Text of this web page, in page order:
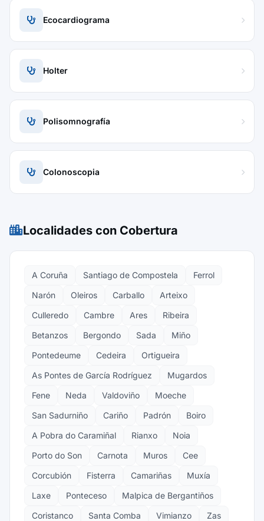
Ecocardiograma
Holter
Polisomnografía
Colonoscopia
Localidades con Cobertura
A Coruña Santiago de Compostela
Ferrol
Narón
Oleiros Carballo
Arteixo
Culleredo
Cambre Ares
Ribeira
Betanzos
Bergondo Sada
Miño
Pontedeume
Cedeira
Ortigueira
As Pontes de García Rodríguez
Mugardos
Fene
Neda Valdoviño
Moeche
San Sadurniño
Cariño Padrón
Boiro
A Pobra do Caramiñal
Rianxo
Noia
Porto do Son
Carnota Muros
Cee
Corcubión
Fisterra Camariñas
Muxía
Laxe
Ponteceso
Malpica de Bergantiños
Coristanco
Santa Comba Vimianzo
Zas